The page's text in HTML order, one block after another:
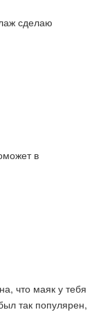
сделаю
в
что маяк у тебя
так популярен,